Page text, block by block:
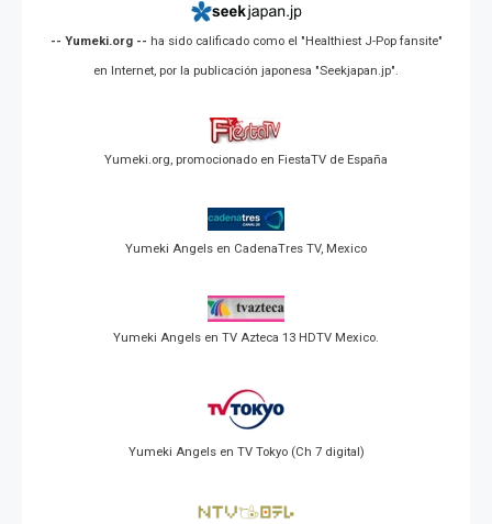
-- Yumeki.org -- ha sido calificado como el "Healthiest J-Pop fansite"
en Internet, por la publicación japonesa "Seekjapan.jp".
Yumeki.org, promocionado en FiestaTV de España
Yumeki Angels en CadenaTres TV, Mexico
Yumeki Angels en TV Azteca 13 HDTV Mexico.
Yumeki Angels en TV Tokyo (Ch 7 digital)